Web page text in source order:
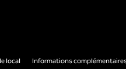
local Informations